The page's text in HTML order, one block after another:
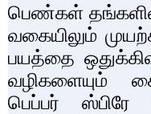
பெண்கள்
வகையிலும்
பயத்தை
வழிகளையும்
பெப்பர்